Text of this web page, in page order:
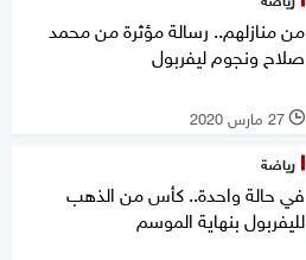
من منازلهم.. رسالة مؤثرة من محمد
صلاح ونجوم ليفربول
l 27 مارس 2020
رياضة
في حالة واحدة.. كأس من الذهب
لليفربول بنهاية الموسم